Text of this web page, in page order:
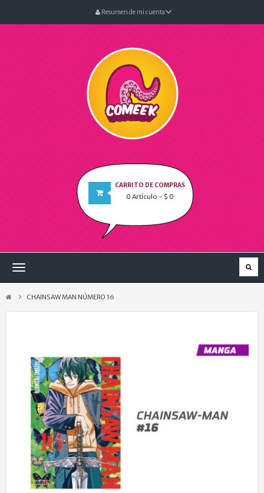
Resumen de mi cuenta
CARRITO DE COMPRAS
0 Artículo - $ 0
Navegación
CHAINSAW MAN NÚMERO 16